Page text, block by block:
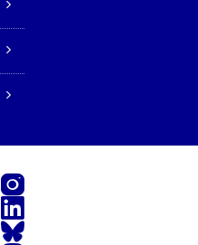
Instagram
LinkedIn
Bluesky